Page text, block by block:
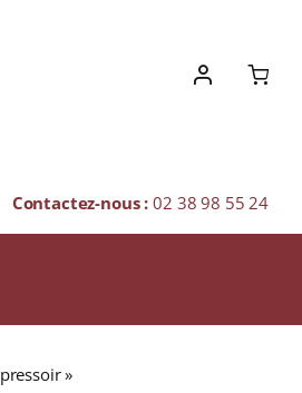
Contactez-nous :02 38 98 55 24
»